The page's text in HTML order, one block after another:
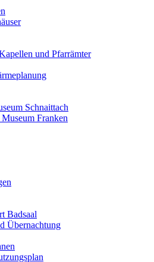
und Pfarrämter
Schnaittach
Museum Franken
Badsaal
Übernachtung